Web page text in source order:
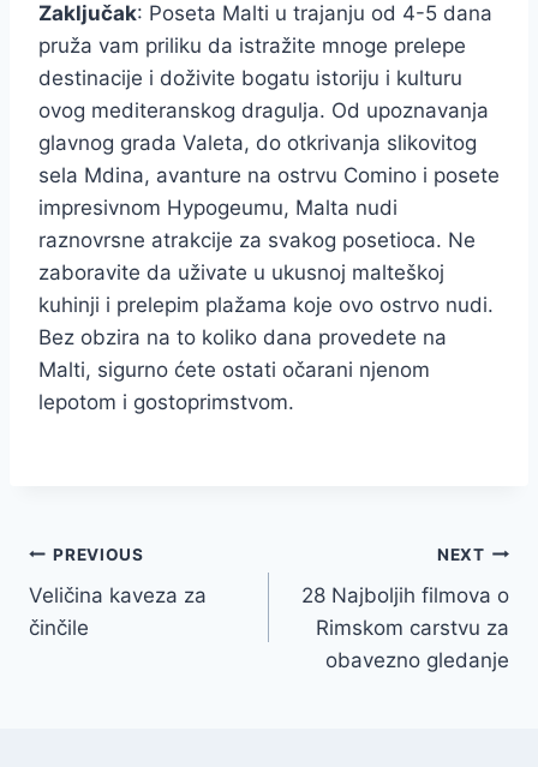
Zaključak: Poseta Malti u trajanju od 4-5 dana
pruža vam priliku da istražite mnoge prelepe
destinacije i doživite bogatu istoriju i kulturu
ovog mediteranskog dragulja. Od upoznavanja
glavnog grada Valeta, do otkrivanja slikovitog
sela Mdina, avanture na ostrvu Comino i posete
impresivnom Hypogeumu, Malta nudi
raznovrsne atrakcije za svakog posetioca. Ne
zaboravite da uživate u ukusnoj malteškoj
kuhinji i prelepim plažama koje ovo ostrvo nudi.
Bez obzira na to koliko dana provedete na
Malti, sigurno ćete ostati očarani njenom
lepotom i gostoprimstvom.
Navigacija
članaka
PREVIOUS
Veličina kaveza za
činčile
NEXT
28 Najboljih filmova o
Rimskom carstvu za
obavezno gledanje